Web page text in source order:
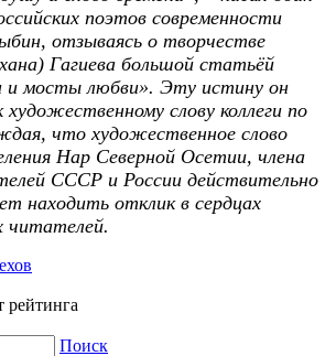
поэтов современности
отзываясь о творчестве
Гагиева большой статьёй
мосты любви». Эту истину он
художественному слову коллеги по
что художественное слово
Нар Северной Осетии, члена
СССР и России действительно
находить отклик в сердцах
читателей.
рейтинга
Поиск